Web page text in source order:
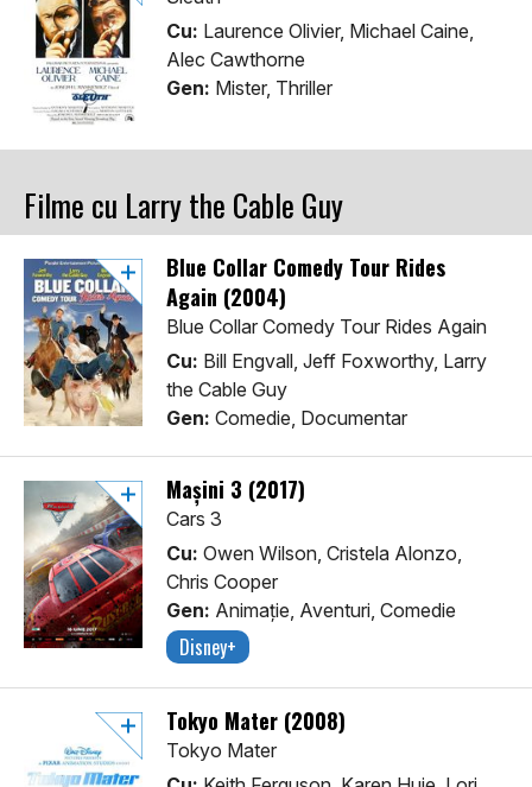
Cu: Laurence Olivier, Michael Caine,
Alec Cawthorne
Gen: Mister, Thriller
Filme cu Larry the Cable Guy
Blue Collar Comedy Tour Rides
Again (2004)
Blue Collar Comedy Tour Rides Again
Cu: Bill Engvall, Jeff Foxworthy, Larry
the Cable Guy
Gen: Comedie, Documentar
Mașini 3 (2017)
Cars 3
Cu: Owen Wilson, Cristela Alonzo,
Chris Cooper
Gen: Animaţie, Aventuri, Comedie
Disney+
Tokyo Mater (2008)
Tokyo Mater